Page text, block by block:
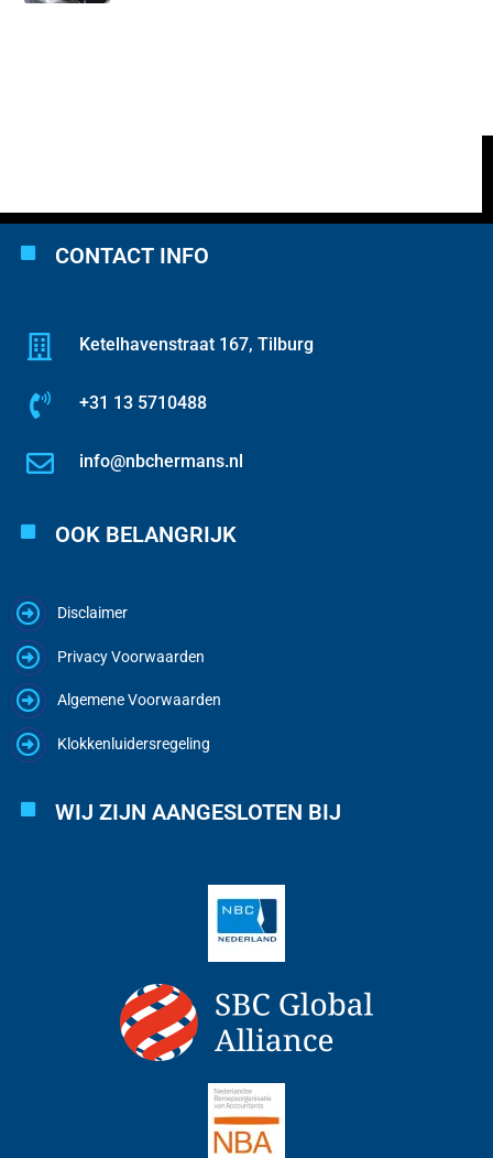
CONTACT INFO
Ketelhavenstraat 167, Tilburg
+31 13 5710488
info@nbchermans.nl
OOK BELANGRIJK
Disclaimer
Privacy Voorwaarden
Algemene Voorwaarden
Klokkenluidersregeling
WIJ ZIJN AANGESLOTEN BIJ